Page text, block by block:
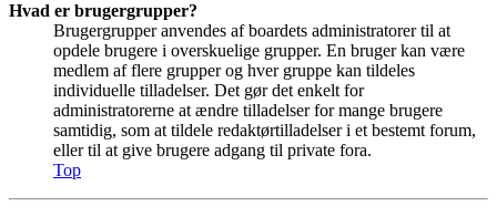
Hvad er brugergrupper?
Brugergrupper anvendes af boardets administratorer til at
opdele brugere i overskuelige grupper. En bruger kan være
medlem af flere grupper og hver gruppe kan tildeles
individuelle tilladelser. Det gør det enkelt for
administratorerne at ændre tilladelser for mange brugere
samtidig, som at tildele redaktørtilladelser i et bestemt forum,
eller til at give brugere adgang til private fora.
Top